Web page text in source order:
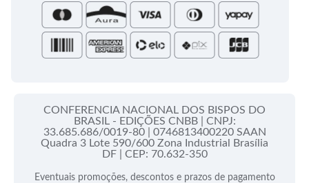
CONFERENCIA NACIONAL DOS BISPOS DO
BRASIL - EDIÇÕES CNBB | CNPJ:
33.685.686/0019-80 | 0746813400220 SAAN
Quadra 3 Lote 590/600 Zona Industrial Brasília
DF | CEP: 70.632-350
Eventuais promoções, descontos e prazos de pagamento